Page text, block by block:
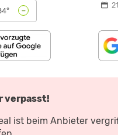
-
verpasst!
ist beim Anbieter